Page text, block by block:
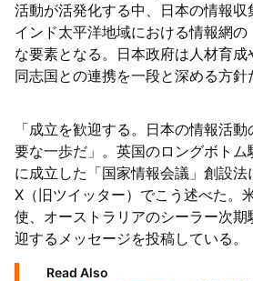
活動が活発化する中、日本の情報
インド太平洋地域における情報網
な要素となる。日本政府は人材育
同志国との連携を一段と深める方針
「成立を歓迎する。日本の情報活
要な一歩だ」。英国のロングボトム
に成立した「国家情報会議」創設
X（旧ツイッター）でこう述べた。
使、オーストラリアのシーラー次
迎するメッセージを投稿している。
Read Also